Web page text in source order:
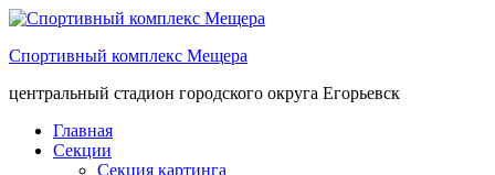
Спортивный комплекс Мещера
центральный стадион городского округа Егорьевск
Главная
Секции
Секция картинга